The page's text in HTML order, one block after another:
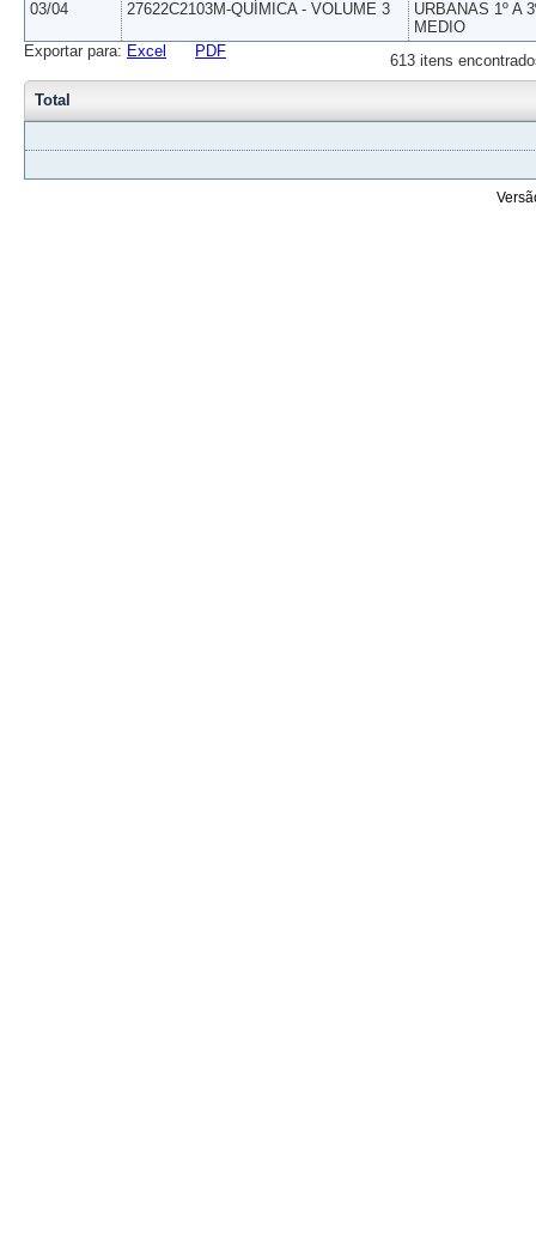
03/04 27622C2103M-QUÍMICA - VOLUME 3
URBANAS 1º A
MEDIO
613 itens
Exportar para: Excel PDF
Total